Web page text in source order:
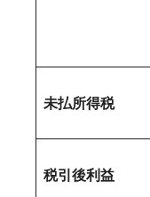
未払所得税
税引後利益